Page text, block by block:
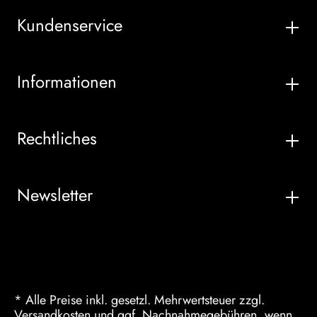
Kundenservice
Informationen
Rechtliches
Newsletter
* Alle Preise inkl. gesetzl. Mehrwertsteuer zzgl.